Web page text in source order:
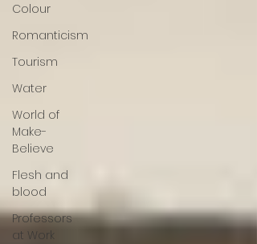
Colour
Romanticism
Tourism
Water
World of
Make-
Believe
Flesh and
blood
Professors
at Work